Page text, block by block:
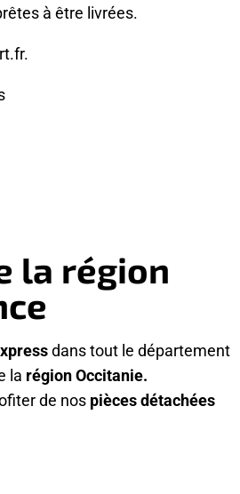
à être livrées.
la région
dans tout le département
la région Occitanie.
de nos pièces détachées